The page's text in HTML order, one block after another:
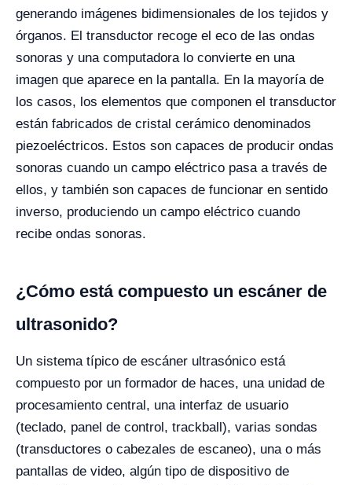
generando imágenes bidimensionales de los tejidos y
órganos. El transductor recoge el eco de las ondas
sonoras y una computadora lo convierte en una
imagen que aparece en la pantalla. En la mayoría de
los casos, los elementos que componen el transductor
están fabricados de cristal cerámico denominados
piezoeléctricos. Estos son capaces de producir ondas
sonoras cuando un campo eléctrico pasa a través de
ellos, y también son capaces de funcionar en sentido
inverso, produciendo un campo eléctrico cuando
recibe ondas sonoras.
¿Cómo está compuesto un escáner de
ultrasonido?
Un sistema típico de escáner ultrasónico está
compuesto por un formador de haces, una unidad de
procesamiento central, una interfaz de usuario
(teclado, panel de control, trackball), varias sondas
(transductores o cabezales de escaneo), una o más
pantallas de video, algún tipo de dispositivo de